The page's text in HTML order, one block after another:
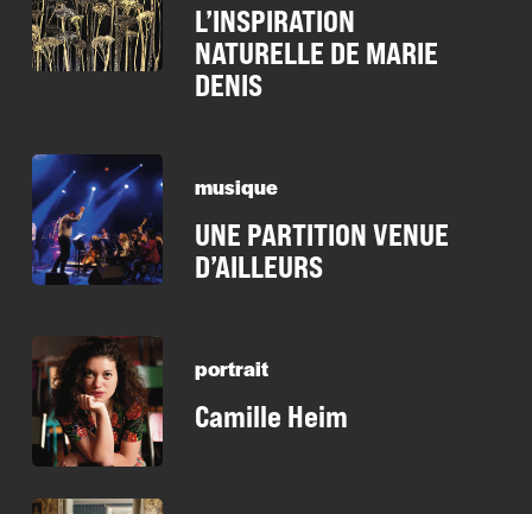
L’INSPIRATION
NATURELLE DE MARIE
DENIS
musique
UNE PARTITION VENUE
D’AILLEURS
portrait
Camille Heim